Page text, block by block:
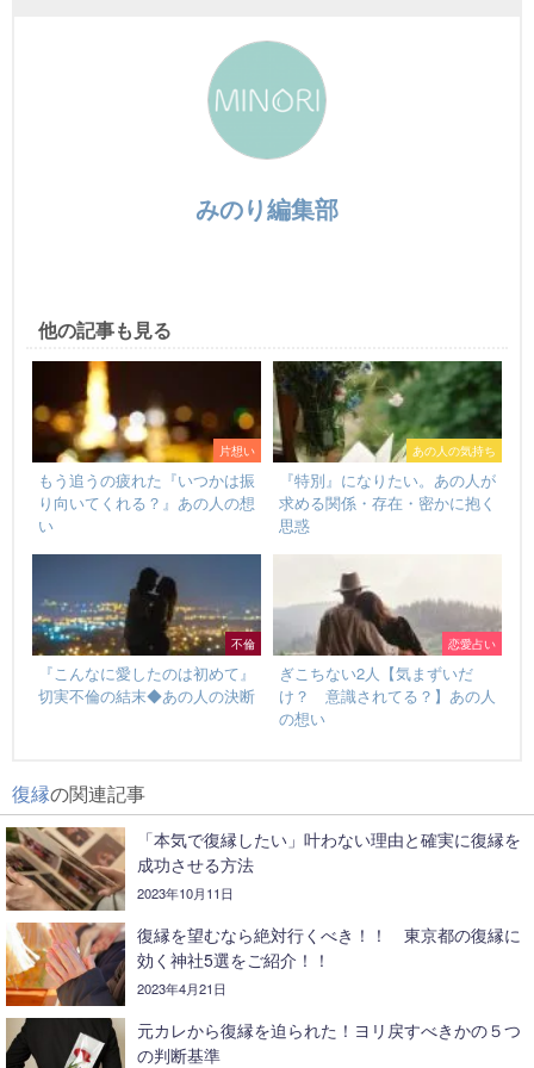
みのり編集部
他の記事も見る
片想い
もう追うの疲れた『いつかは振
り向いてくれる？』あの人の想
い
あの人の気持ち
『特別』になりたい。あの人が
求める関係・存在・密かに抱く
思惑
不倫
『こんなに愛したのは初めて』
切実不倫の結末◆あの人の決断
恋愛占い
ぎこちない2人【気まずいだ
け？ 意識されてる？】あの人
の想い
復縁の関連記事
「本気で復縁したい」叶わない理由と確実に復縁を
成功させる方法
2023年10月11日
復縁を望むなら絶対行くべき！！ 東京都の復縁に
効く神社5選をご紹介！！
2023年4月21日
元カレから復縁を迫られた！ヨリ戻すべきかの５つ
の判断基準